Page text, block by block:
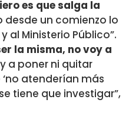
es que salga la
desde un comienzo lo
al Ministerio Público”.
la misma, no voy a
a poner ni quitar
atenderían más
tiene que investigar”,